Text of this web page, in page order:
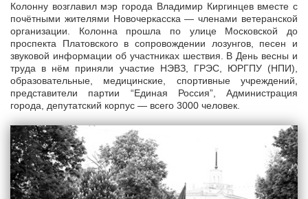
Колонну возглавил мэр города Владимир Киргинцев вместе с
почётными жителями Новочеркасска — членами ветеранской
организации. Колонна прошла по улице Московской до
проспекта Платовского в сопровождении лозунгов, песен и
звуковой информации об участниках шествия. В День весны и
труда в нём приняли участие НЭВЗ, ГРЭС, ЮРГПУ (НПИ),
образовательные, медицинские, спортивные учреждений,
представители партии “Единая Россия”, Администрация
города, депутатский корпус — всего 3000 человек.